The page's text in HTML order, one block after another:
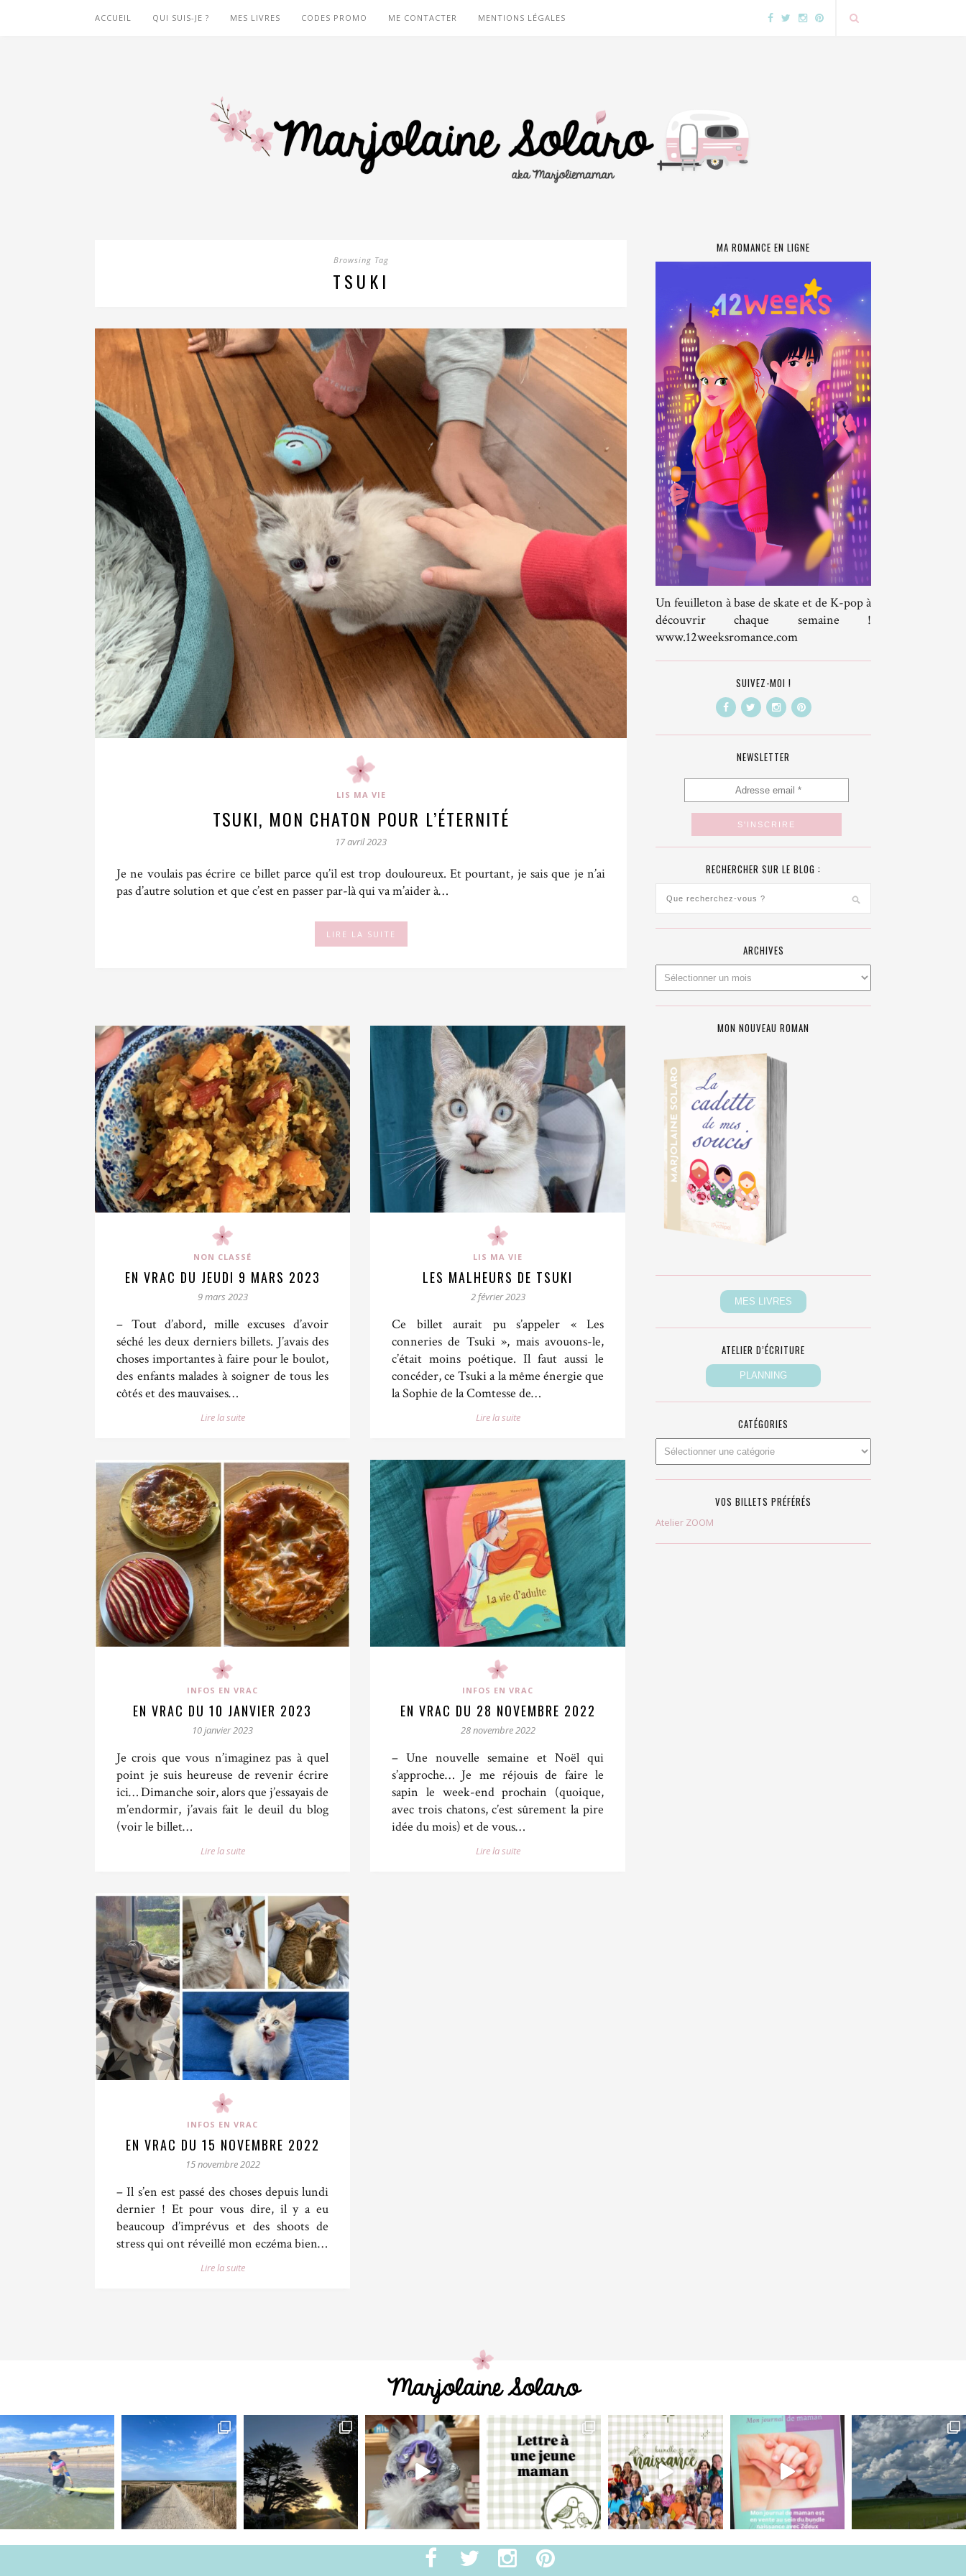
ACCUEIL QUI SUIS-JE ? MES LIVRES CODES PROMO ME CONTACTER MENTIONS LÉGALES
Browsing Tag
TSUKI
LIS MA VIE
TSUKI, MON CHATON POUR L’ÉTERNITÉ
17 avril 2023
Je ne voulais pas écrire ce billet parce qu’il est trop douloureux. Et pourtant, je sais que je n’ai
pas d’autre solution et que c’est en passer par-là qui va m’aider à…
LIRE LA SUITE
NON CLASSÉ
EN VRAC DU JEUDI 9 MARS 2023
9 mars 2023
– Tout d’abord, mille excuses d’avoir
séché les deux derniers billets. J’avais des
choses importantes à faire pour le boulot,
des enfants malades à soigner de tous les
côtés et des mauvaises…
Lire la suite
LIS MA VIE
LES MALHEURS DE TSUKI
2 février 2023
Ce billet aurait pu s’appeler « Les
conneries de Tsuki », mais avouons-le,
c’était moins poétique. Il faut aussi le
concéder, ce Tsuki a la même énergie que
la Sophie de la Comtesse de…
Lire la suite
INFOS EN VRAC
EN VRAC DU 10 JANVIER 2023
10 janvier 2023
Je crois que vous n’imaginez pas à quel
point je suis heureuse de revenir écrire
ici… Dimanche soir, alors que j’essayais de
m’endormir, j’avais fait le deuil du blog
(voir le billet…
Lire la suite
INFOS EN VRAC
EN VRAC DU 28 NOVEMBRE 2022
28 novembre 2022
– Une nouvelle semaine et Noël qui
s’approche… Je me réjouis de faire le
sapin le week-end prochain (quoique,
avec trois chatons, c’est sûrement la pire
idée du mois) et de vous…
Lire la suite
INFOS EN VRAC
EN VRAC DU 15 NOVEMBRE 2022
15 novembre 2022
– Il s’en est passé des choses depuis lundi
dernier ! Et pour vous dire, il y a eu
beaucoup d’imprévus et des shoots de
stress qui ont réveillé mon eczéma bien…
Lire la suite
MA ROMANCE EN LIGNE
Un feuilleton à base de skate et de K-pop à
découvrir chaque semaine !
www.12weeksromance.com
SUIVEZ-MOI !
NEWSLETTER
RECHERCHER SUR LE BLOG :
ARCHIVES
MON NOUVEAU ROMAN
ATELIER D’ÉCRITURE
CATÉGORIES
VOS BILLETS PRÉFÉRÉS
Atelier ZOOM
Marjolaine Solaro